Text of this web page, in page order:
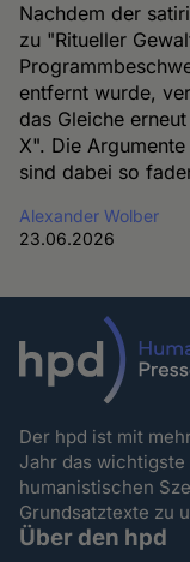
Nachdem der
zu "Ritueller
entfernt wurde,
das Gleiche
X". Die
sind dabei so
Alexander Wolber
23.06.2026
Der hpd ist mit
Jahr das
humanistischen
Grundsatztexte zu
Über den hpd